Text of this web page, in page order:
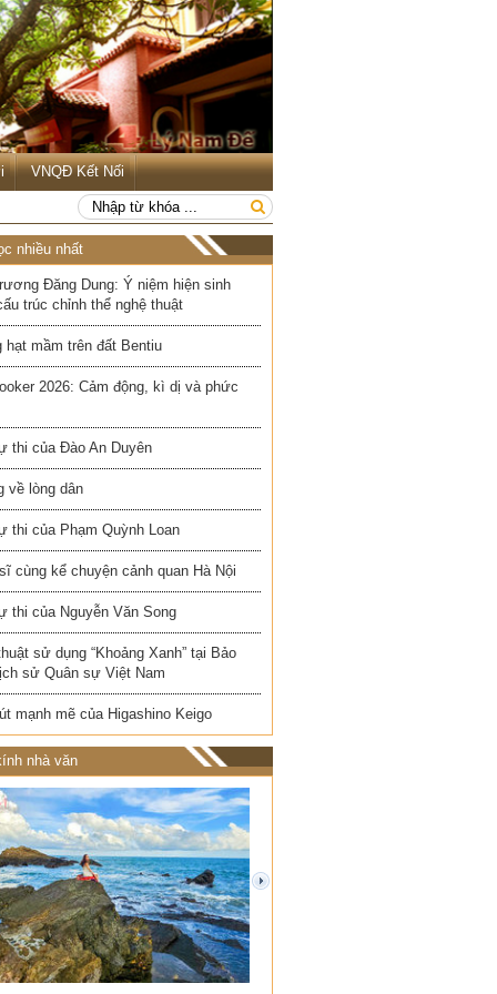
VNQĐ Kết Nối
nhiều nhất
Đăng Dung: Ý niệm hiện sinh
trúc chỉnh thể nghệ thuật
hạt mầm trên đất Bentiu
2026: Cảm động, kì dị và phức
thi của Đào An Duyên
về lòng dân
thi của Phạm Quỳnh Loan
cùng kể chuyện cảnh quan Hà Nội
thi của Nguyễn Văn Song
sử dụng “Khoảng Xanh” tại Bảo
sử Quân sự Việt Nam
mạnh mẽ của Higashino Keigo
nhà văn
next